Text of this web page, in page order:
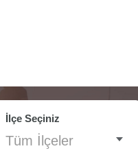
İlçe Seçiniz
Tüm İlçeler